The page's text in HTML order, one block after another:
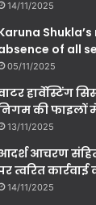
14/11/2025
of all
05/11/2025
हार्वेस्टिंग
की फाइलों
13/11/2025
आचरण
त्वरित
14/11/2025